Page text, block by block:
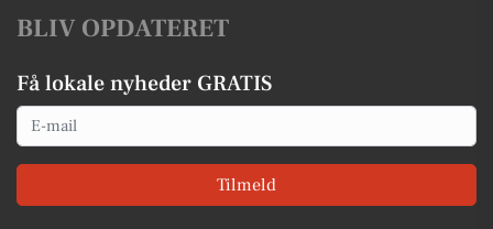
BLIV OPDATERET
Få lokale nyheder GRATIS
Email
Tilmeld